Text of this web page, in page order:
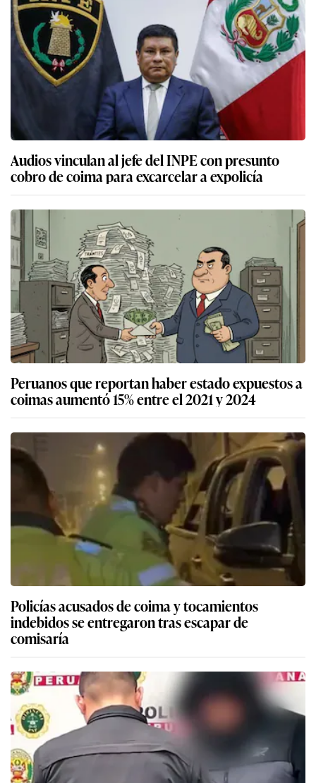
Audios vinculan al jefe del INPE con presunto
cobro de coima para excarcelar a expolicía
Peruanos que reportan haber estado expuestos a
coimas aumentó 15% entre el 2021 y 2024
Policías acusados de coima y tocamientos
indebidos se entregaron tras escapar de
comisaría